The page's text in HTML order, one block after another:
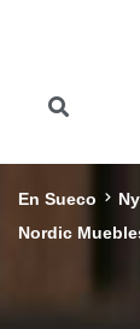
En Sueco
Nordic